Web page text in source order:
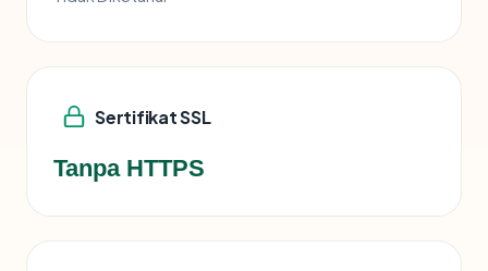
Sertifikat SSL
Tanpa HTTPS